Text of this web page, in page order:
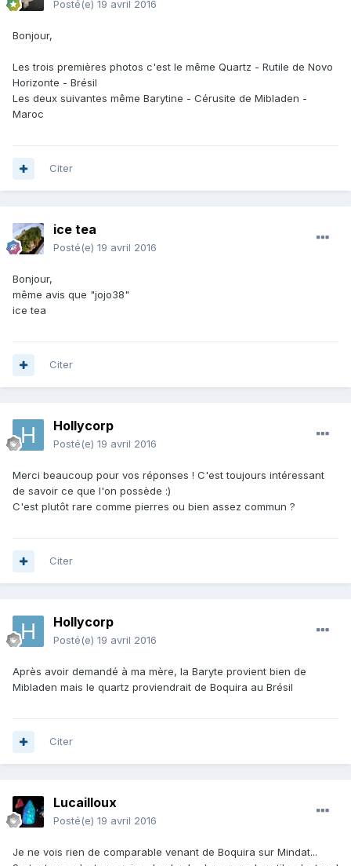
Posté(e) 19 avril 2016
Bonjour,
Les trois premières photos c'est le même Quartz - Rutile de Novo
Horizonte - Brésil
Les deux suivantes même Barytine - Cérusite de Mibladen -
Maroc
Citer
ice tea
Posté(e) 19 avril 2016
Bonjour,
même avis que "jojo38"
ice tea
Citer
Hollycorp
Posté(e) 19 avril 2016
Merci beaucoup pour vos réponses ! C'est toujours intéressant
de savoir ce que l'on possède :)
C'est plutôt rare comme pierres ou bien assez commun ?
Citer
Hollycorp
Posté(e) 19 avril 2016
Après avoir demandé à ma mère, la Baryte provient bien de
Mibladen mais le quartz proviendrait de Boquira au Brésil
Citer
Lucailloux
Posté(e) 19 avril 2016
Je ne vois rien de comparable venant de Boquira sur Mindat...